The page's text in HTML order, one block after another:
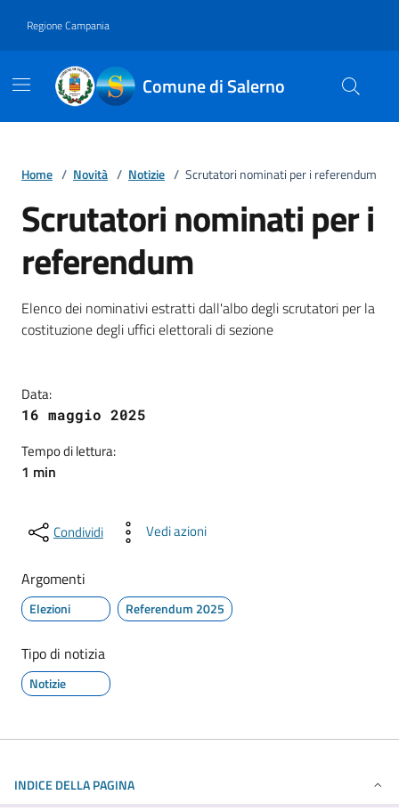
Regione Campania
Comune di Salerno
Home / Novità / Notizie / Scrutatori nominati per i referendum
Scrutatori nominati per i
referendum
Dettagli della notizia
Elenco dei nominativi estratti dall'albo degli scrutatori per la
costituzione degli uffici elettorali di sezione
Data:
16 maggio 2025
Tempo di lettura:
1 min
Condividi Vedi azioni
Argomenti
Elezioni Referendum 2025
Tipo di notizia
Notizie
INDICE DELLA PAGINA